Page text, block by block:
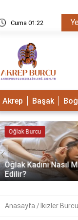
Cuma 01:23
Akrep Başak
Oğlak Burcu
Oğlak Kadını Nasıl
Edilir?
‹
Anasayfa İkizler Burcu